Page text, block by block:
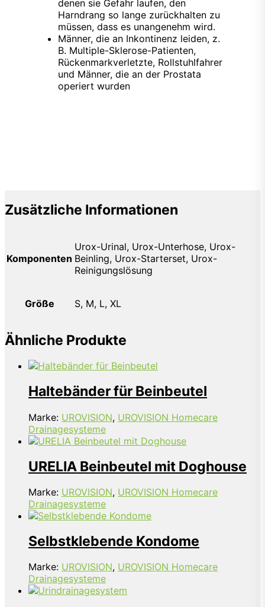
denen sie Gefahr laufen, den
Harndrang so lange zurückhalten zu
müssen, dass es unangenehm wird.
Männer, die an Inkontinenz leiden, z.
B. Multiple-Sklerose-Patienten,
Rückenmarkverletzte, Rollstuhlfahrer
und Männer, die an der Prostata
operiert wurden
Zusätzliche Informationen
Komponenten
Urox-Urinal, Urox-Unterhose, Urox-
Beinling, Urox-Starterset, Urox-
Reinigungslösung
Größe S, M, L, XL
Ähnliche Produkte
Haltebänder für Beinbeutel
Marke: UROVISION, UROVISION Homecare
Drainagesysteme
URELIA Beinbeutel mit Doghouse
Marke: UROVISION, UROVISION Homecare
Drainagesysteme
Selbstklebende Kondome
Marke: UROVISION, UROVISION Homecare
Drainagesysteme